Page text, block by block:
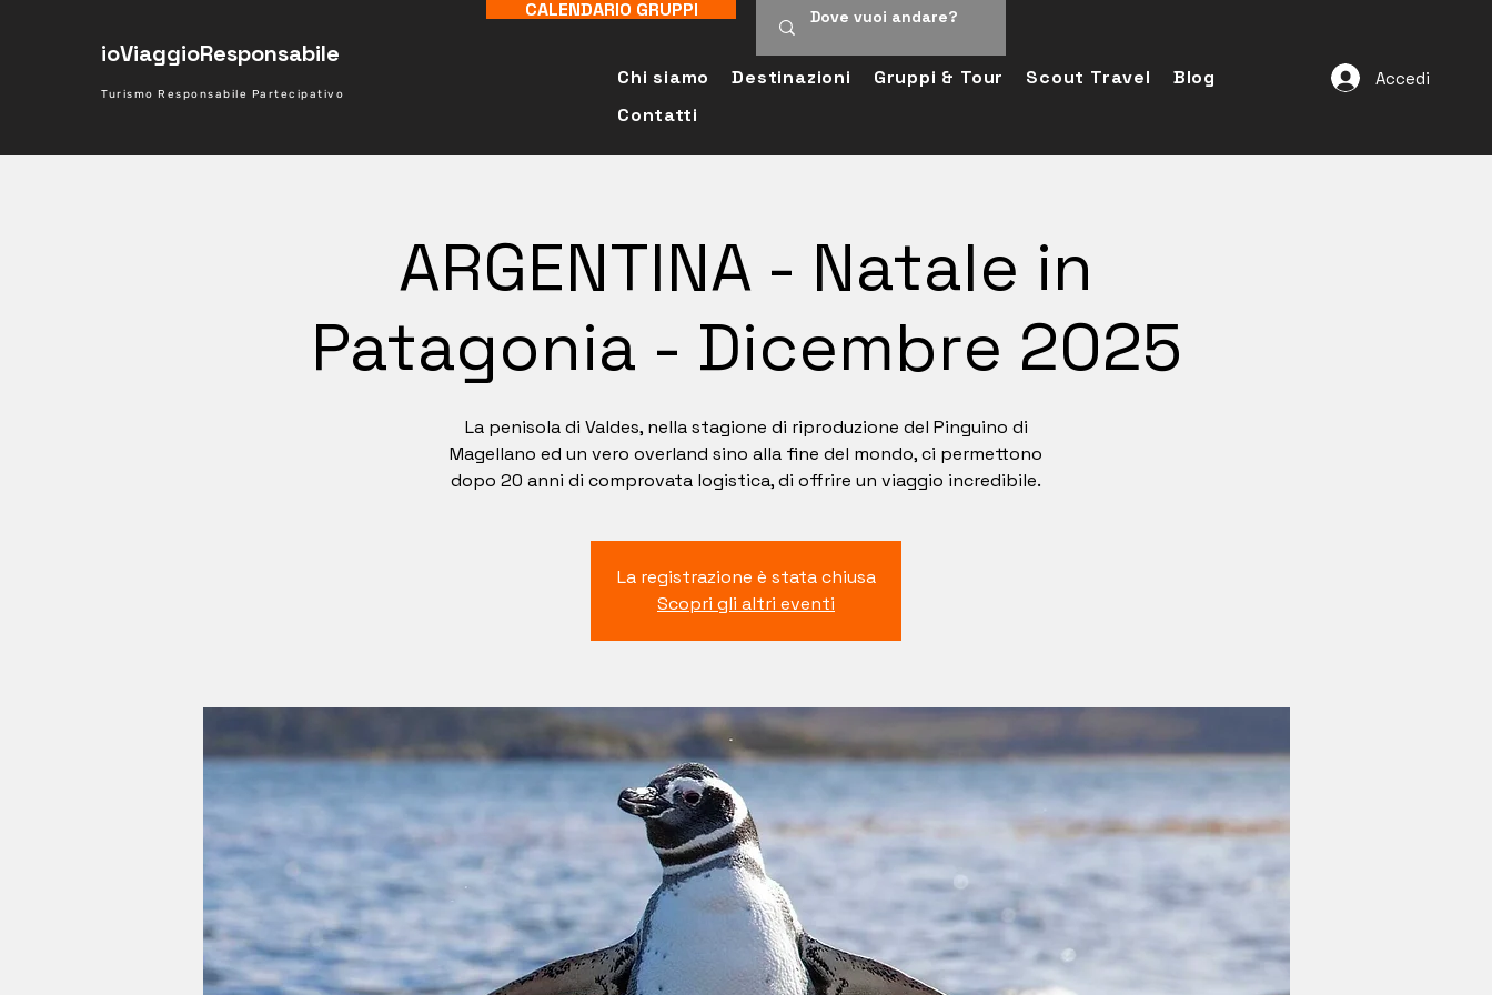
ioViaggioResponsabile
Turismo Responsabile Partecipativo
Chi siamo Destinazioni Gruppi & Tour Scout Travel
Blog
Contatti
Accedi
CALENDARIO GRUPPI
ARGENTINA - Natale in
Patagonia - Dicembre 2025
La penisola di Valdes, nella stagione di riproduzione del Pinguino di
Magellano ed un vero overland sino alla fine del mondo, ci permettono
dopo 20 anni di comprovata logistica, di offrire un viaggio incredibile.
La registrazione è stata chiusa
Scopri gli altri eventi